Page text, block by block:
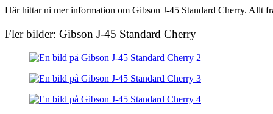
Här hittar ni mer information om Gibson J-45 Standard Cherry. Allt
Fler bilder: Gibson J-45 Standard Cherry